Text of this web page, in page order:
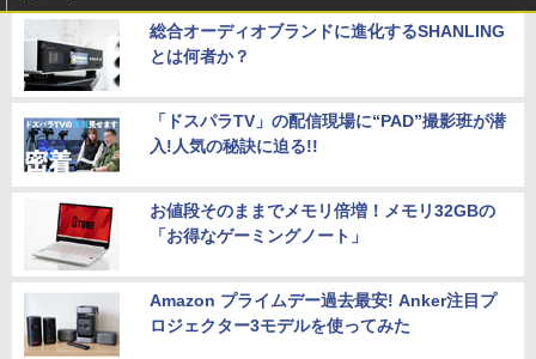
総合オーディオブランドに進化するSHANLING
とは何者か？
「ドスパラTV」の配信現場に“PAD”撮影班が潜
入!人気の秘訣に迫る!!
お値段そのままでメモリ倍増！メモリ32GBの
「お得なゲーミングノート」
Amazon プライムデー過去最安! Anker注目プ
ロジェクター3モデルを使ってみた